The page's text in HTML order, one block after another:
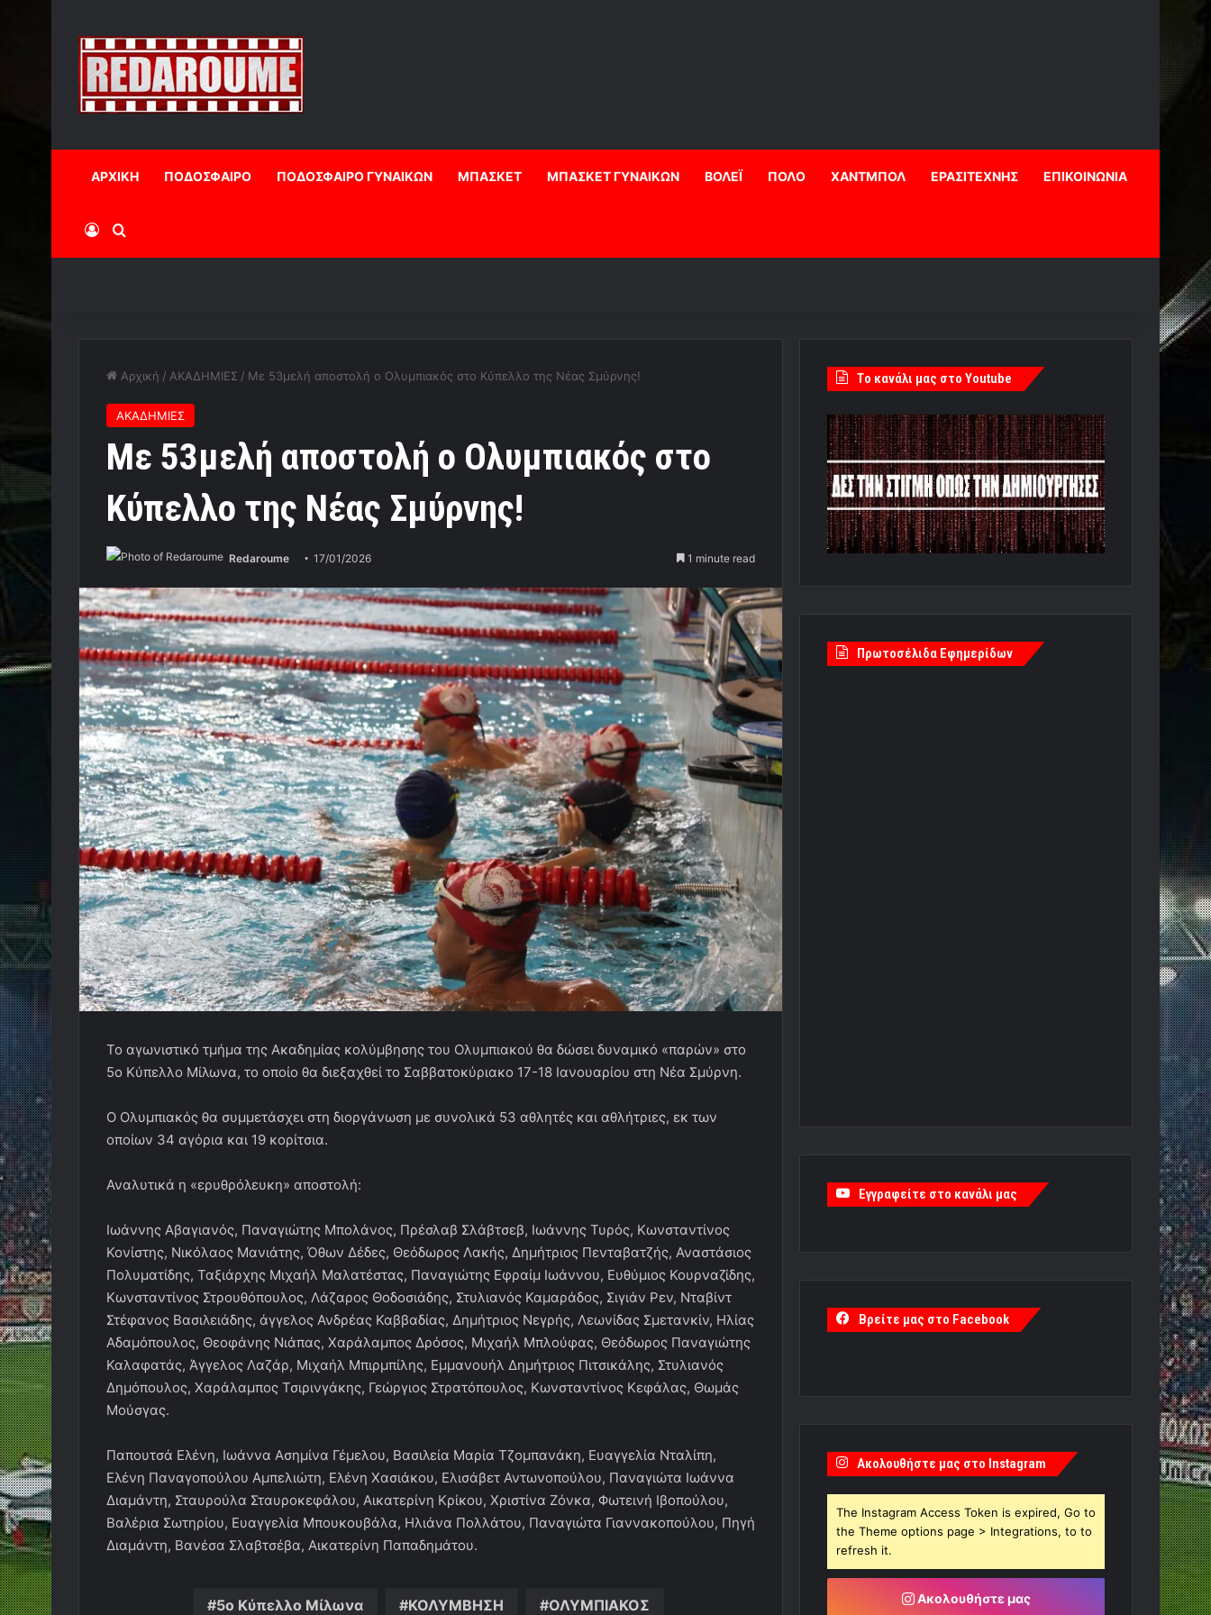
ΑΡΧΙΚΗ ΠΟΔΟΣΦΑΙΡΟ ΠΟΔΟΣΦΑΙΡΟ ΓΥΝΑΙΚΩΝ ΜΠΑΣΚΕΤ ΜΠΑΣΚΕΤ ΓΥΝΑΙΚΩΝ ΒΟΛΕΪ ΠΟΛΟ ΧΑΝΤΜΠΟΛ ΕΡΑΣΙΤΕΧΝΗΣ ΕΠΙΚΟΙΝΩΝΙΑ
Log InΑναζήτηση
Αρχική / ΑΚΑΔΗΜΙΕΣ / Με 53μελή αποστολή ο Ολυμπιακός στο Κύπελλο της Νέας Σμύρνης!
ΑΚΑΔΗΜΙΕΣ
Με 53μελή αποστολή ο Ολυμπιακός στο
Κύπελλο της Νέας Σμύρνης!
Redaroume 17/01/2026 1 minute read
Το αγωνιστικό τμήμα της Ακαδημίας κολύμβησης του Ολυμπιακού θα δώσει δυναμικό «παρών» στο
5ο Κύπελλο Μίλωνα, το οποίο θα διεξαχθεί το Σαββατοκύριακο 17-18 Ιανουαρίου στη Νέα Σμύρνη.
Ο Ολυμπιακός θα συμμετάσχει στη διοργάνωση με συνολικά 53 αθλητές και αθλήτριες, εκ των
οποίων 34 αγόρια και 19 κορίτσια.
Αναλυτικά η «ερυθρόλευκη» αποστολή:
Ιωάννης Αβαγιανός, Παναγιώτης Μπολάνος, Πρέσλαβ Σλάβτσεβ, Ιωάννης Τυρός, Κωνσταντίνος
Κονίστης, Νικόλαος Μανιάτης, Όθων Δέδες, Θεόδωρος Λακής, Δημήτριος Πενταβατζής, Αναστάσιος
Πολυματίδης, Ταξιάρχης Μιχαήλ Μαλατέστας, Παναγιώτης Εφραίμ Ιωάννου, Ευθύμιος Κουρναζίδης,
Κωνσταντίνος Στρουθόπουλος, Λάζαρος Θοδοσιάδης, Στυλιανός Καμαράδος, Σιγιάν Ρεν, Νταβίντ
Στέφανος Βασιλειάδης, άγγελος Ανδρέας Καββαδίας, Δημήτριος Νεγρής, Λεωνίδας Σμετανκίν, Ηλίας
Αδαμόπουλος, Θεοφάνης Νιάπας, Χαράλαμπος Δρόσος, Μιχαήλ Μπλούφας, Θεόδωρος Παναγιώτης
Καλαφατάς, Άγγελος Λαζάρ, Μιχαήλ Μπιρμπίλης, Εμμανουήλ Δημήτριος Πιτσικάλης, Στυλιανός
Δημόπουλος, Χαράλαμπος Τσιρινγάκης, Γεώργιος Στρατόπουλος, Κωνσταντίνος Κεφάλας, Θωμάς
Μούσγας.
Παπουτσά Ελένη, Ιωάννα Ασημίνα Γέμελου, Βασιλεία Μαρία Τζομπανάκη, Ευαγγελία Νταλίπη,
Ελένη Παναγοπούλου Αμπελιώτη, Ελένη Χασιάκου, Ελισάβετ Αντωνοπούλου, Παναγιώτα Ιωάννα
Διαμάντη, Σταυρούλα Σταυροκεφάλου, Αικατερίνη Κρίκου, Χριστίνα Ζόνκα, Φωτεινή Ιβοπούλου,
Βαλέρια Σωτηρίου, Ευαγγελία Μπουκουβάλα, Ηλιάνα Πολλάτου, Παναγιώτα Γιαννακοπούλου, Πηγή
Διαμάντη, Βανέσα Σλαβτσέβα, Αικατερίνη Παπαδημάτου.
5ο Κύπελλο Μίλωνα ΚΟΛΥΜΒΗΣΗ ΟΛΥΜΠΙΑΚΟΣ
Tο κανάλι μας στο Youtube
Πρωτοσέλιδα Εφημερίδων
Εγγραφείτε στο κανάλι μας
Βρείτε μας στο Facebook
Ακολουθήστε μας στο Instagram
The Instagram Access Token is expired, Go to
the Theme options page > Integrations, to to
refresh it.
Ακολουθήστε μας